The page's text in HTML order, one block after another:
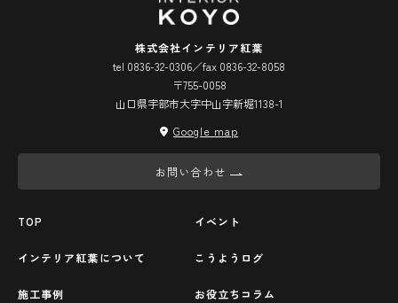
株式会社インテリア紅葉
tel 0836-32-0306／fax 0836-32-8058
〒755-0058
山口県宇部市大字中山字新堀1138-1
Google map
お問い合わせ
TOP
インテリア紅葉について
施工事例
イベント
こうようログ
お役立ちコラム